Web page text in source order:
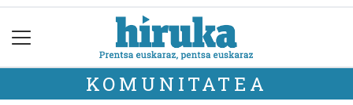
KOMUNITATEA